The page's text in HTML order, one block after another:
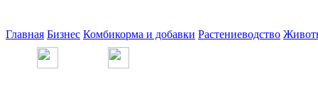
Главная Бизнес Комбикорма и добавки Растениеводство